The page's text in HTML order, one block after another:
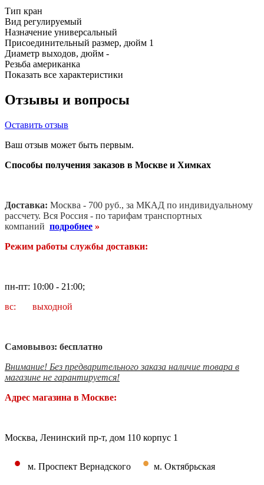
Тип кран
Вид регулируемый
Назначение универсальный
Присоединительный размер, дюйм 1
Диаметр выходов, дюйм -
Резьба американка
Показать все характеристики
Отзывы и вопросы
Оставить отзыв
Ваш отзыв может быть первым.
Способы получения заказов в Москве и Химках
Доставка: Москва - 700 руб., за МКАД по индивидуальному
рассчету. Вся Россия - по тарифам транспортных
компаний подробнее »
Режим работы службы доставки:
пн-пт: 10:00 - 21:00;
вс: выходной
Самовывоз: бесплатно
Внимание! Без предварительного заказа наличие товара в
магазине не гарантируется!
Адрес магазина в Москве:
Москва, Ленинский пр-т, дом 110 корпус 1
• м. Проспект Вернадского • м. Октябрьская